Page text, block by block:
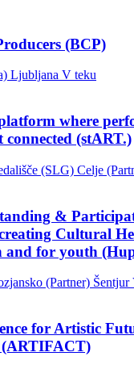
(BCP)
Ljubljana V teku
where
connected (stART.)
(SLG) Celje
&
Cultural
and for youth
(Partner) Šentjur
for Artistic
(ARTIFACT)